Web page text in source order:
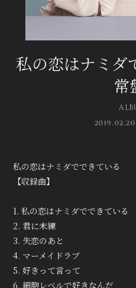
私の恋はナミダ
常
2019.02.20
私の恋はナミダでできている
【収録曲】
1. 私の恋はナミダでできている
2. 君に未練
3. 失恋のあと
4. マーメイドラブ
5. 好きって言って
6. 細胞レベルで好きなんだ